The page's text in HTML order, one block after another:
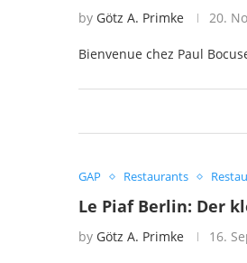
by Götz A. Primke 20.
Bienvenue chez Paul
GAP Restaurants
Le Piaf Berlin: Der
by Götz A. Primke 16.